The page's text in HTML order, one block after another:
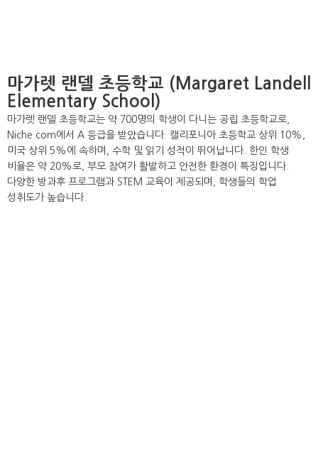
마가렛 랜델 초등학교 (Margaret Landell
Elementary School)
마가렛 랜델 초등학교는 약 700명의 학생이 다니는 공립 초등학교로,
Niche.com에서 A 등급을 받았습니다. 캘리포니아 초등학교 상위 10%,
미국 상위 5%에 속하며, 수학 및 읽기 성적이 뛰어납니다. 한인 학생
비율은 약 20%로, 부모 참여가 활발하고 안전한 환경이 특징입니다.
다양한 방과후 프로그램과 STEM 교육이 제공되며, 학생들의 학업
성취도가 높습니다.